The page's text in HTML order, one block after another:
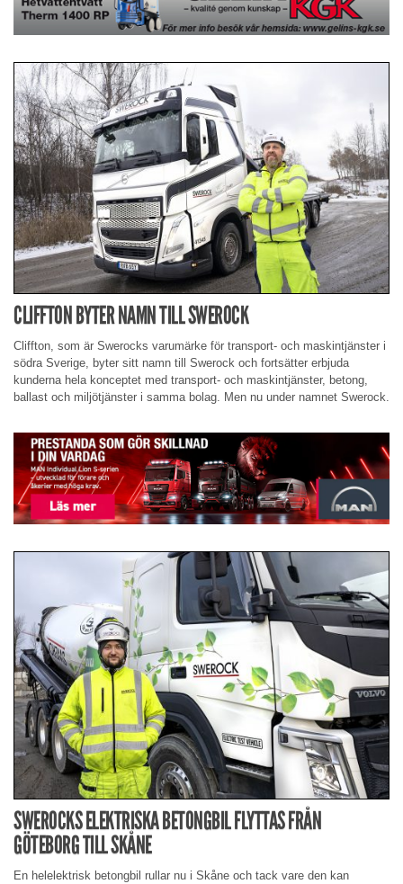
CLIFFTON BYTER NAMN TILL SWEROCK
Cliffton, som är Swerocks varumärke för transport- och maskintjänster i
södra Sverige, byter sitt namn till Swerock och fortsätter erbjuda
kunderna hela konceptet med transport- och maskintjänster, betong,
ballast och miljötjänster i samma bolag. Men nu under namnet Swerock.
SWEROCKS ELEKTRISKA BETONGBIL FLYTTAS FRÅN
GÖTEBORG TILL SKÅNE
En helelektrisk betongbil rullar nu i Skåne och tack vare den kan